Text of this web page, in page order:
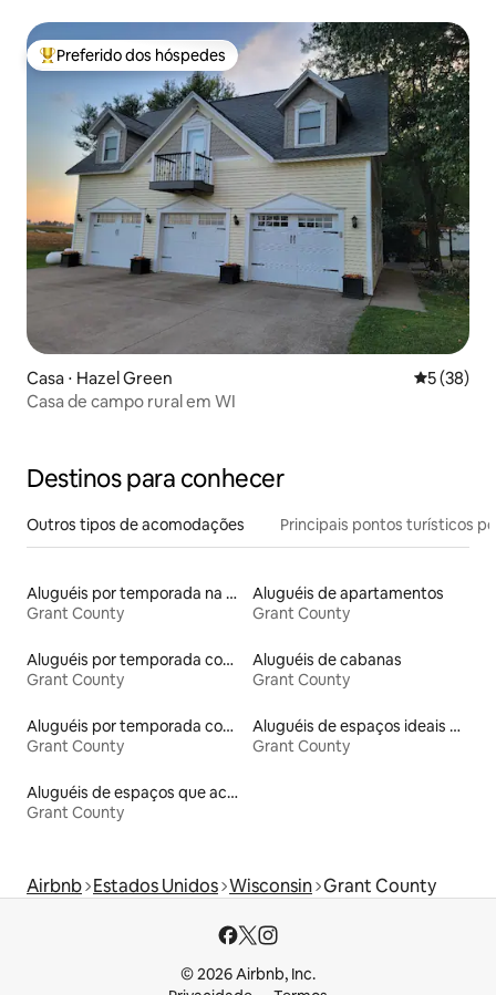
Entre os melhores preferidos dos hóspedes
Preferido dos hóspedes
Casa ⋅ Hazel Green 5 de uma
5 (38)
Casa de campo rural em WI
Destinos para conhecer
Outros tipos de acomodações Principais pontos turísticos
Aluguéis por temporada na orla
Grant County
Aluguéis de apartamentos
Grant County
Aluguéis por temporada com banheira de hidromassagem
Grant County
Aluguéis de cabanas
Grant County
Aluguéis por temporada com acesso ao lago
Grant County
Aluguéis de espaços ideais para famílias
Grant County
Aluguéis de espaços que aceitam animais de estimação
Grant County
Airbnb Estados Unidos Wisconsin Grant County
© 2026 Airbnb, Inc.